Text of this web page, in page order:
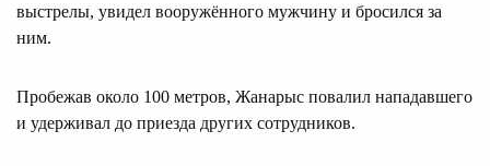
выстрелы, увидел вооружённого мужчину и бросился за
ним.
Пробежав около 100 метров, Жанарыс повалил нападавшего
и удерживал до приезда других сотрудников.